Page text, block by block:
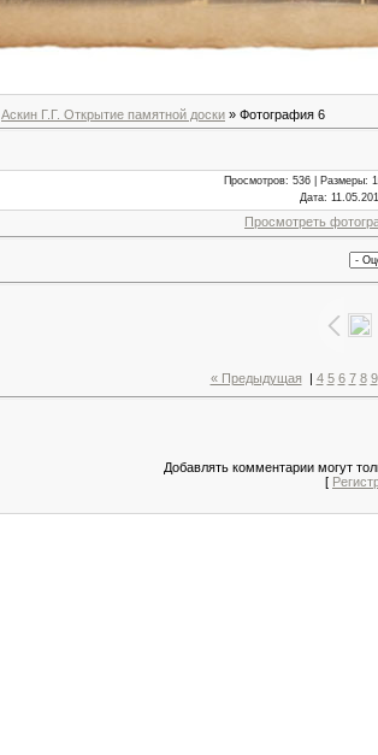
Аскин Г.Г. Открытие памятной доски » Фотография 6
Просмотров: 536 | Размеры:
Дата:
Просмотреть
« Предыдущая 4 5 6 7 8 9
Добавлять комментарии могут
[